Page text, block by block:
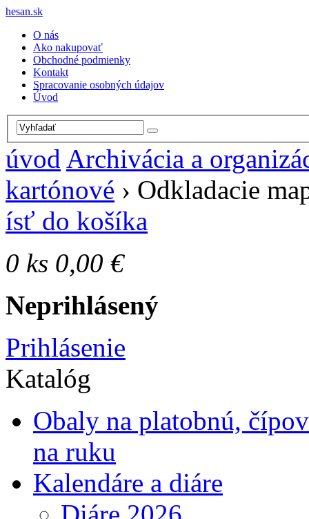
hesan.sk
O nás
Ako nakupovať
Obchodné podmienky
Kontakt
Spracovanie osobných údajov
Úvod
úvod Archivácia a
kartónové › Odkladacie
ísť do košíka
0 ks 0,00 €
Neprihlásený
Prihlásenie
Katalóg
Obaly na platobnú,
na ruku
Kalendáre a diáre